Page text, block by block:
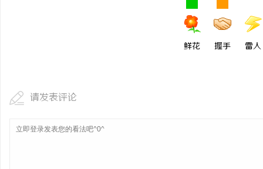
鲜花 握手 雷人
请发表评论